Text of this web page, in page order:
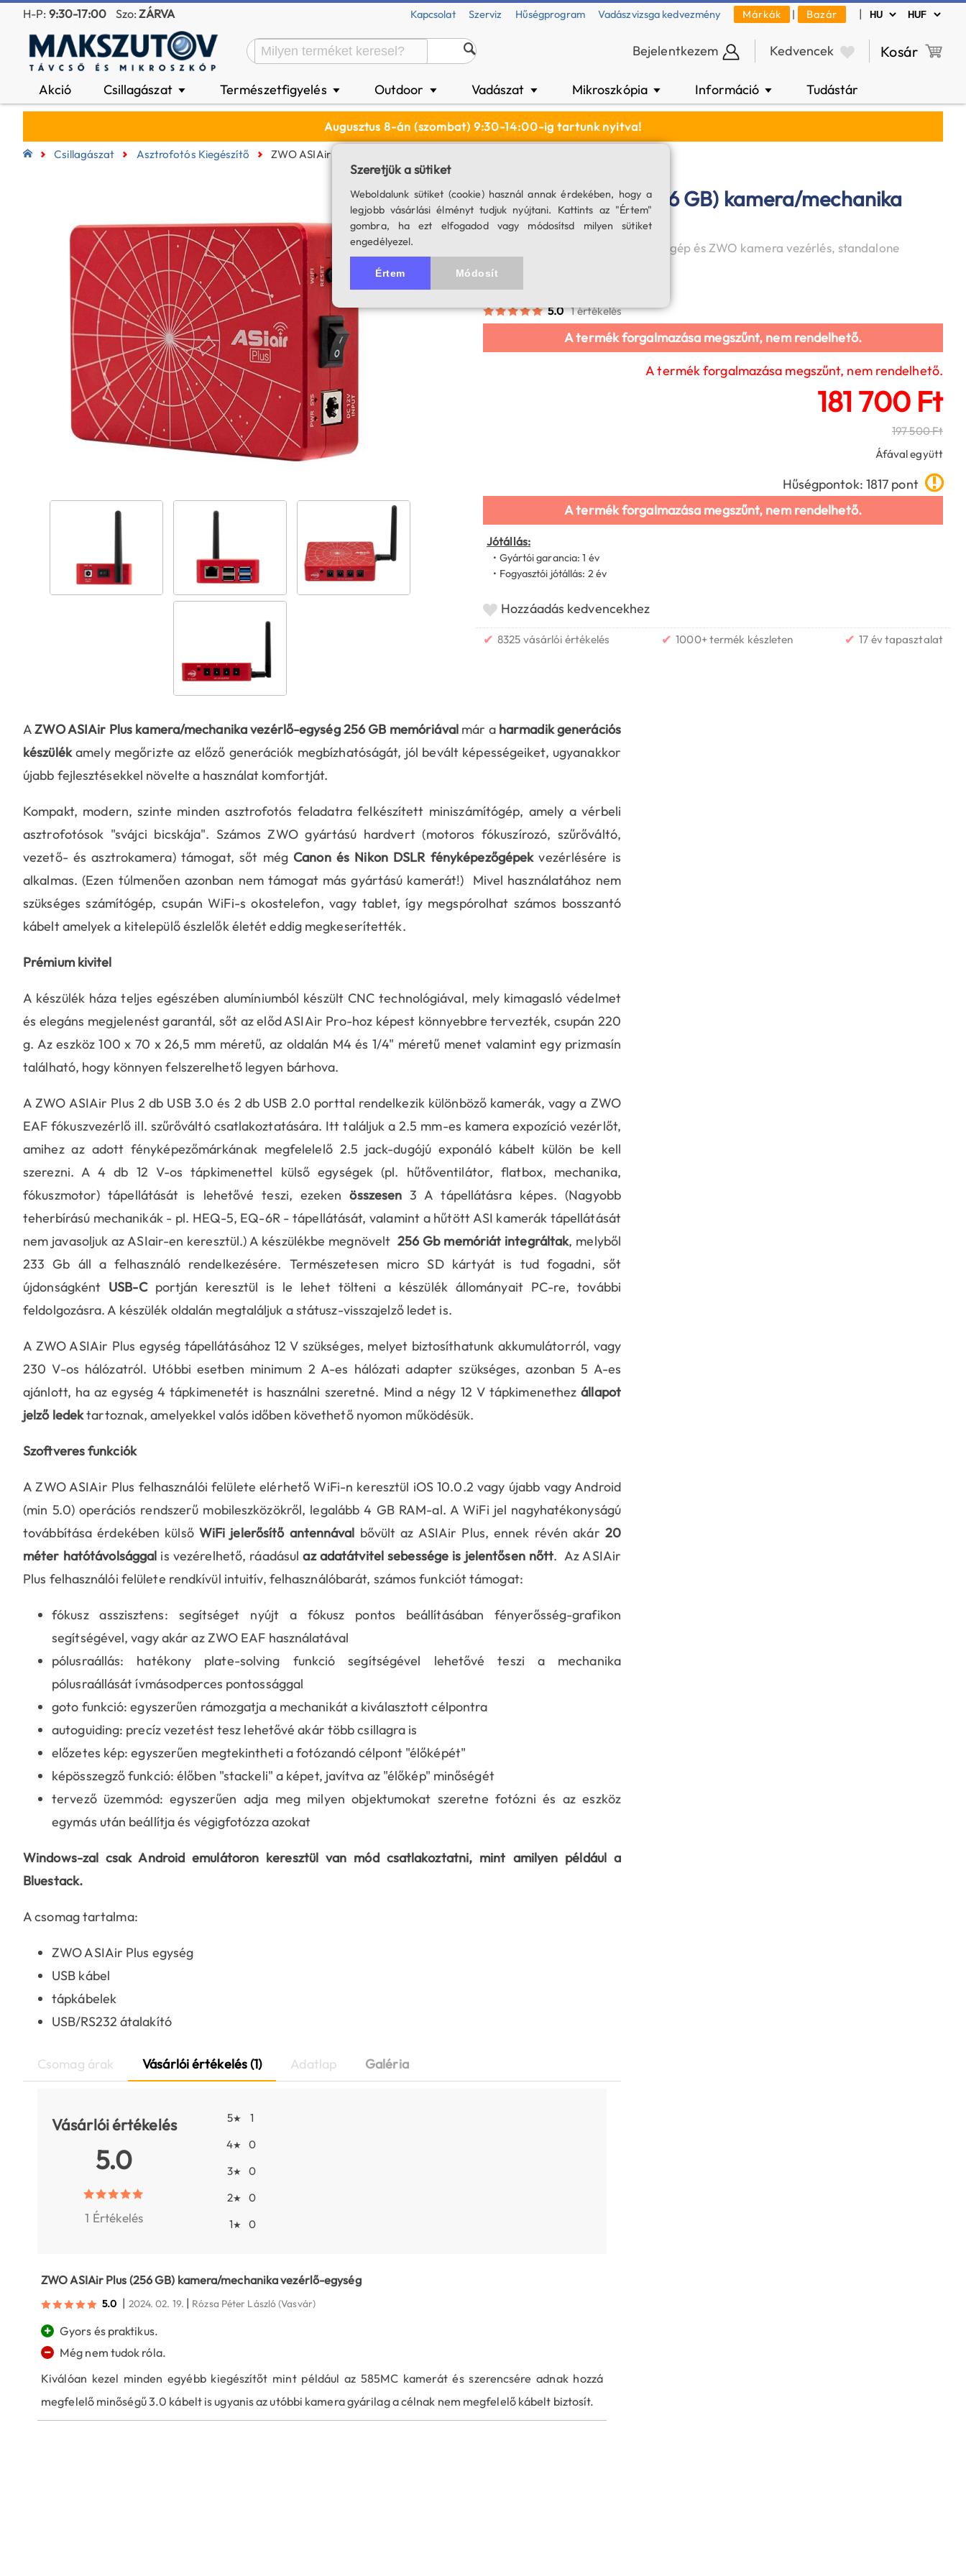
H-P: 9:30-17:00 Szo:ZÁRVA Kapcsolat Szerviz Hűségprogram Vadászvizsga kedvezmény Márkák | Bazár |
Bejelentkezem Kedvencek Kosár
Akció Csillagászat ▼ Természetfigyelés ▼ Outdoor ▼ Vadászat ▼ Mikroszkópia ▼ Információ ▼ Tudástár
Augusztus 8-án (szombat) 9:30-14:00-ig tartunk nyitva!
Csillagászat Asztrofotós Kiegészítő ZWO ASIAir Plus (256 GB) Kamera/mechanika Vezérlő-Egység
ZWO ASIAir Plus (256 GB) kamera/mechanika
vezérlő-egység
Canon és Nikon DSLR fényképezőgép és ZWO kamera vezérlés, standalone
autoguiding, bolygatás
SKU: 04149
5.0 1 értékelés
A termék forgalmazása megszűnt, nem rendelhető.
A termék forgalmazása megszűnt, nem rendelhető.
181 700 Ft
197 500 Ft
Áfával együtt
Hűségpontok: 1817 pont
A termék forgalmazása megszűnt, nem rendelhető.
Jótállás:
• Gyártói garancia: 1 év
• Fogyasztói jótállás: 2 év
Hozzáadás kedvencekhez
✔ 8325 vásárlói értékelés ✔ 1000+ termék készleten ✔ 17 év tapasztalat
AZWO ASIAir Plus kamera/mechanika vezérlő-egység 256 GB memóriával már a harmadik generációs
készülékamely megőrizte az előző generációk megbízhatóságát, jól bevált képességeiket, ugyanakkor
újabb fejlesztésekkel növelte a használat komfortját.
Kompakt, modern, szinte minden asztrofotós feladatra felkészített miniszámítógép, amely a vérbeli
asztrofotósok "svájci bicskája". Számos ZWO gyártású hardvert (motoros fókuszírozó, szűrőváltó,
vezető- és asztrokamera) támogat, sőt mégCanon és Nikon DSLR fényképezőgépekvezérlésére is
alkalmas. (Ezen túlmenően azonban nem támogat más gyártású kamerát!) Mivel használatához nem
szükséges számítógép, csupán WiFi-s okostelefon, vagy tablet, így megspórolhat számos bosszantó
kábelt amelyek a kitelepülő észlelők életét eddig megkeserítették.
Prémium kivitel
A készülék háza teljes egészében alumíniumból készült CNC technológiával, mely kimagasló védelmet
és elegáns megjelenést garantál, sőt az előd ASIAir Pro-hoz képest könnyebbre tervezték, csupán 220
g. Az eszköz 100 x 70 x 26,5 mm méretű, az oldalán M4 és 1/4" méretű menet valamint egy prizmasín
található, hogy könnyen felszerelhető legyen bárhova.
A ZWO ASIAir Plus 2 db USB 3.0 és 2 db USB 2.0 porttal rendelkezik különböző kamerák, vagy a ZWO
EAF fókuszvezérlő ill. szűrőváltó csatlakoztatására. Itt találjuk a 2.5 mm-es kamera expozíció vezérlőt,
amihez az adott fényképezőmárkának megfelelelő 2.5 jack-dugójú exponáló kábelt külön be kell
szerezni. A 4 db 12 V-os tápkimenettel külső egységek (pl. hűtőventilátor, flatbox, mechanika,
fókuszmotor) tápellátását is lehetővé teszi, ezekenösszesen3 A tápellátásra képes. (Nagyobb
teherbírású mechanikák - pl. HEQ-5, EQ-6R - tápellátását, valamint a hűtött ASI kamerák tápellátását
nem javasoljuk az ASIair-en keresztül.) A készülékbe megnövelt256 Gb memóriát integráltak, melyből
233 Gb áll a felhasználó rendelkezésére. Természetesen micro SD kártyát is tud fogadni, sőt
újdonságként USB-C portján keresztül is le lehet tölteni a készülék állományait PC-re, további
feldolgozásra. A készülék oldalán megtaláljuk a státusz-visszajelző ledet is.
A ZWO ASIAir Plus egység tápellátásához 12 V szükséges, melyet biztosíthatunk akkumulátorról, vagy
230 V-os hálózatról. Utóbbi esetben minimum 2 A-es hálózati adapter szükséges, azonban 5 A-es
ajánlott, ha az egység 4 tápkimenetét is használni szeretné. Mind a négy 12 V tápkimenethez állapot
jelző ledektartoznak, amelyekkel valós időben követhető nyomon működésük.
Szoftveres funkciók
A ZWO ASIAir Plus felhasználói felülete elérhető WiFi-n keresztül iOS 10.0.2 vagy újabb vagy Android
(min 5.0) operációs rendszerű mobileszközökről, legalább 4 GB RAM-al. A WiFi jel nagyhatékonyságú
továbbítása érdekében külsőWiFi jelerősítő antennával bővült az ASIAir Plus, ennek révén akár 20
méter hatótávolsággal is vezérelhető, ráadásulaz adatátvitel sebessége is jelentősen nőtt. Az ASIAir
Plus felhasználói felülete rendkívül intuitív, felhasználóbarát, számos funkciót támogat:
fókusz asszisztens: segítséget nyújt a fókusz pontos beállításában fényerősség-grafikon
segítségével, vagy akár az ZWO EAF használatával
pólusraállás: hatékony plate-solving funkció segítségével lehetővé teszi a mechanika
pólusraállását ívmásodperces pontossággal
goto funkció: egyszerűen rámozgatja a mechanikát a kiválasztott célpontra
autoguiding: precíz vezetést tesz lehetővé akár több csillagra is
előzetes kép: egyszerűen megtekintheti a fotózandó célpont "élőképét"
képösszegző funkció: élőben "stackeli" a képet, javítva az "élőkép" minőségét
tervező üzemmód: egyszerűen adja meg milyen objektumokat szeretne fotózni és az eszköz
egymás után beállítja és végigfotózza azokat
Windows-zal csak Android emulátoron keresztül van mód csatlakoztatni, mint amilyen például a
Bluestack.
A csomag tartalma:
ZWO ASIAir Plus egység
USB kábel
tápkábelek
USB/RS232 átalakító
Csomag árak Vásárlói értékelés (1) Adatlap Galéria
Vásárlói értékelés
5.0
1 Értékelés
5★
1
4★
0
3★
0
2★
0
1★ 0
ZWO ASIAir Plus (256 GB) kamera/mechanika vezérlő-egység
5.0 | 2024. 02. 19. | Rózsa Péter László(Vasvár)
+ Gyors és praktikus.
−
Még nem tudok róla.
Kiválóan kezel minden egyébb kiegészítőt mint például az 585MC kamerát és szerencsére adnak hozzá
megfelelő minőségű 3.0 kábelt is ugyanis az utóbbi kamera gyárilag a célnak nem megfelelő kábelt biztosít.
Szeretjük a sütiket
Weboldalunk sütiket (cookie) használ annak érdekében, hogy a
legjobb vásárlási élményt tudjuk nyújtani. Kattints az "Értem"
gombra, ha ezt elfogadod vagy módosítsd milyen sütiket
engedélyezel.
Értem Módosít